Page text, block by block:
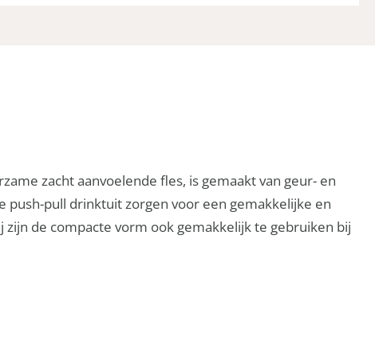
zacht aanvoelende fles, is gemaakt van geur- en
push-pull drinktuit zorgen voor een gemakkelijke en
de compacte vorm ook gemakkelijk te gebruiken bij